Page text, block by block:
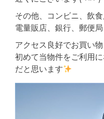
その他、コンビニ、飲
電量販店、銀行、郵便局
アクセス良好でお買い
初めて当物件をご利用
だと思います